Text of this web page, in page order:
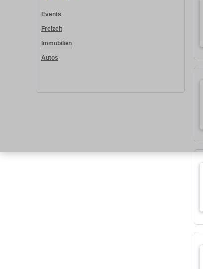
Events
Freizeit
Immobilien
Autos